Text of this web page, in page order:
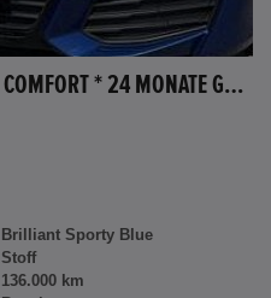
HONDA CIVIC CIVIC 1.4 I-VTEC COMFORT * 24 MONATE GARANTIE *
Brilliant Sporty Blue
Stoff
136.000 km